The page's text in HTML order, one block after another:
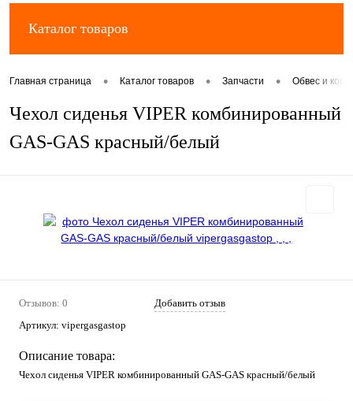
Каталог товаров
Главная страница • Каталог товаров • Запчасти • Обвес и
Чехол сиденья VIPER комбинированный
GAS-GAS красный/белый
Отзывов: 0
Добавить отзыв
Артикул: vipergasgastop
Описание товара:
Чехол сиденья VIPER комбинированный GAS-GAS красный/белый